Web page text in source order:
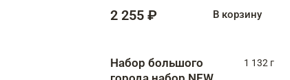
2 255 ₽ В корзину
Набор большого
1 132 г